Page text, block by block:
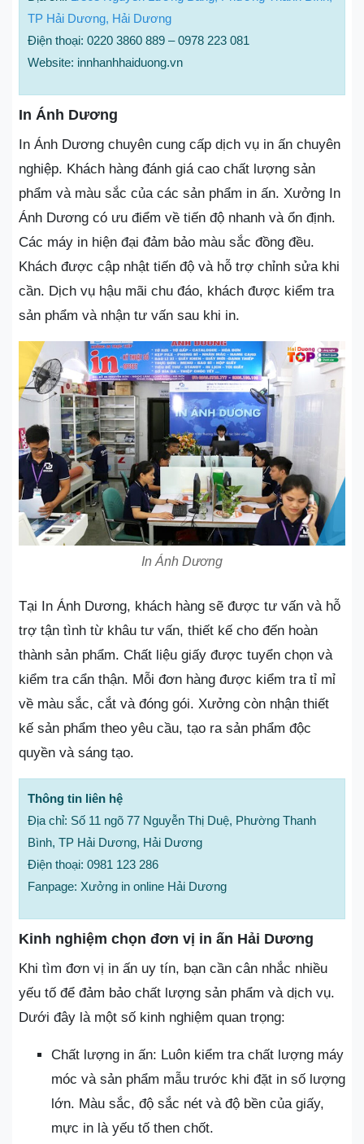
TP Hải Dương, Hải Dương
Điện thoại: 0220 3860 889 – 0978 223 081
Website: innhanhhaiduong.vn
In Ánh Dương
In Ánh Dương chuyên cung cấp dịch vụ in ấn chuyên
nghiệp. Khách hàng đánh giá cao chất lượng sản
phẩm và màu sắc của các sản phẩm in ấn. Xưởng In
Ánh Dương có ưu điểm về tiến độ nhanh và ổn định.
Các máy in hiện đại đảm bảo màu sắc đồng đều.
Khách được cập nhật tiến độ và hỗ trợ chỉnh sửa khi
cần. Dịch vụ hậu mãi chu đáo, khách được kiểm tra
sản phẩm và nhận tư vấn sau khi in.
In Ánh Dương
Tại In Ánh Dương, khách hàng sẽ được tư vấn và hỗ
trợ tận tình từ khâu tư vấn, thiết kế cho đến hoàn
thành sản phẩm. Chất liệu giấy được tuyển chọn và
kiểm tra cẩn thận. Mỗi đơn hàng được kiểm tra tỉ mỉ
về màu sắc, cắt và đóng gói. Xưởng còn nhận thiết
kế sản phẩm theo yêu cầu, tạo ra sản phẩm độc
quyền và sáng tạo.
Thông tin liên hệ
Địa chỉ: Số 11 ngõ 77 Nguyễn Thị Duệ, Phường Thanh
Bình, TP Hải Dương, Hải Dương
Điện thoại: 0981 123 286
Fanpage: Xưởng in online Hải Dương
Kinh nghiệm chọn đơn vị in ấn Hải Dương
Khi tìm đơn vị in ấn uy tín, bạn cần cân nhắc nhiều
yếu tố để đảm bảo chất lượng sản phẩm và dịch vụ.
Dưới đây là một số kinh nghiệm quan trọng:
Chất lượng in ấn: Luôn kiểm tra chất lượng máy
móc và sản phẩm mẫu trước khi đặt in số lượng
lớn. Màu sắc, độ sắc nét và độ bền của giấy,
mực in là yếu tố then chốt.